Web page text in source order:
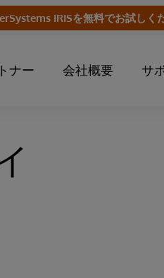
IRISを無料でお試しく
ナー 会社概要 サ